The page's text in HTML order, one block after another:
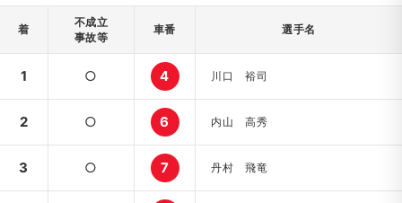
着
不成立
事故等
車番 選手名
1 ○ 4 川口 裕司
2 ○ 6 内山 高秀
3 ○ 7 丹村 飛竜